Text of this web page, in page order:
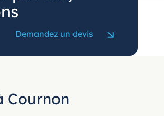
Demandez un devis
Cournon